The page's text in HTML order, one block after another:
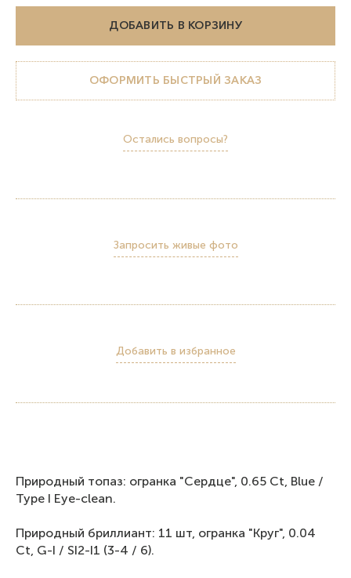
ДОБАВИТЬ В КОРЗИНУ
ОФОРМИТЬ БЫСТРЫЙ ЗАКАЗ
Остались вопросы?
Запросить живые фото
Добавить в избранное
Природный топаз: огранка "Сердце", 0.65 Ct, Blue /
Type I Eye-clean.
Природный бриллиант: 11 шт, огранка "Круг", 0.04
Ct, G-I / SI2-I1 (3-4 / 6).